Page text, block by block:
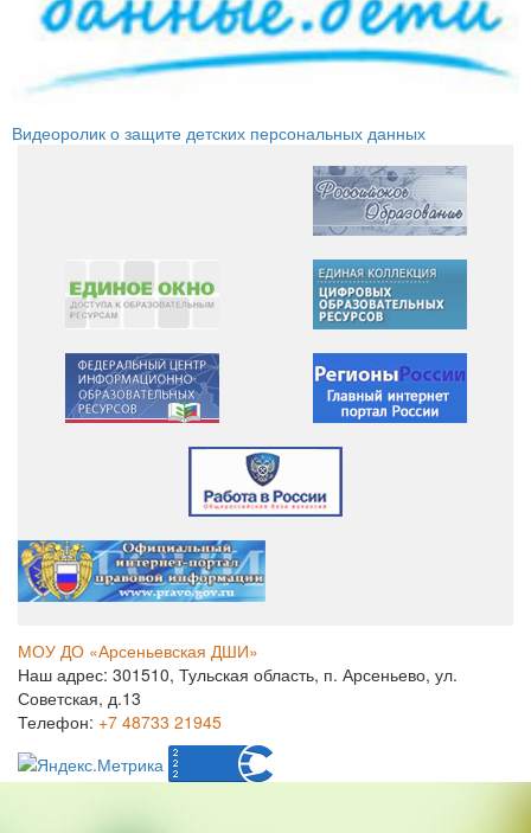
Видеоролик о защите детских персональных данных
МОУ ДО «Арсеньевская ДШИ»
Наш адрес: 301510, Тульская область, п. Арсеньево, ул.
Советская, д.13
Телефон: +7 48733 21945